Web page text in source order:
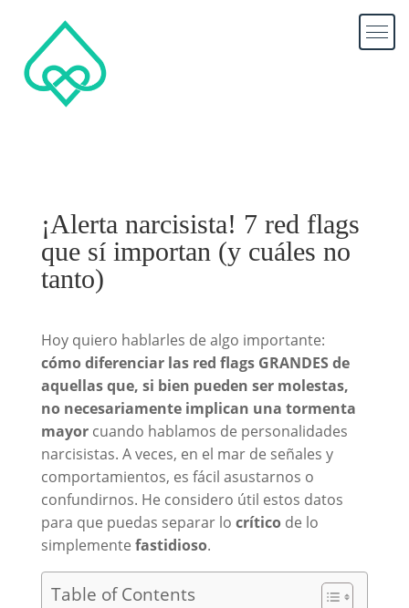
¡Alerta narcisista! 7 red flags
que sí importan (y cuáles no
tanto)
Hoy quiero hablarles de algo importante:
cómo diferenciar las red flags GRANDES de
aquellas que, si bien pueden ser molestas,
no necesariamente implican una tormenta
mayorcuando hablamos de personalidades
narcisistas. A veces, en el mar de señales y
comportamientos, es fácil asustarnos o
confundirnos. He considero útil estos datos
para que puedas separar lo críticode lo
simplemente fastidioso.
Table of Contents